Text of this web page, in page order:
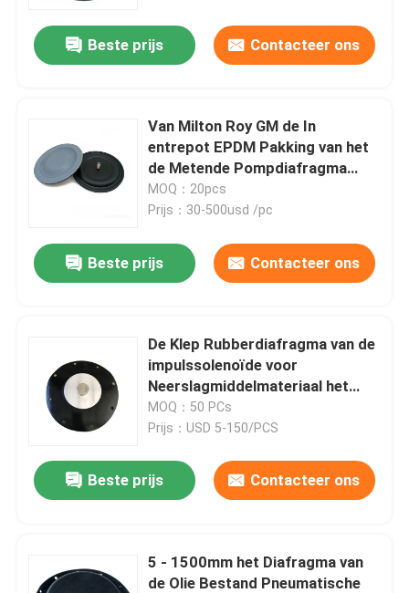
Beste prijs Contacteer ons
Van Milton Roy GM de In
entrepot EPDM Pakking van het
de Metende Pompdiafragma
PTFE
MOQ：20pcs
Prijs：30-500usd /pc
Beste prijs Contacteer ons
De Klep Rubberdiafragma van de
impulssolenoïde voor
Neerslagmiddelmateriaal het
Verouderen Weerstand
MOQ：50 PCs
Prijs：USD 5-150/PCS
Beste prijs Contacteer ons
5 - 1500mm het Diafragma van
de Olie Bestand Pneumatische